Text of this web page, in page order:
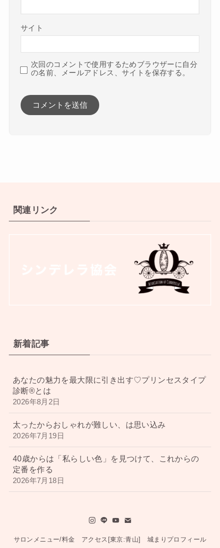
サイト
次回のコメントで使用するためブラウザーに自分
の名前、メールアドレス、サイトを保存する。
関連リンク
新着記事
あなたの魅力を最大限に引き出す♡プリンセスタイプ
診断®︎とは
2026年8月2日
太ったからおしゃれが難しい、は思い込み
2026年7月19日
40歳からは「私らしい色」を見つけて、これからの
定番を作る
2026年7月18日
サロンメニュー/料金 アクセス[東京:青山] 城まりプロフィール